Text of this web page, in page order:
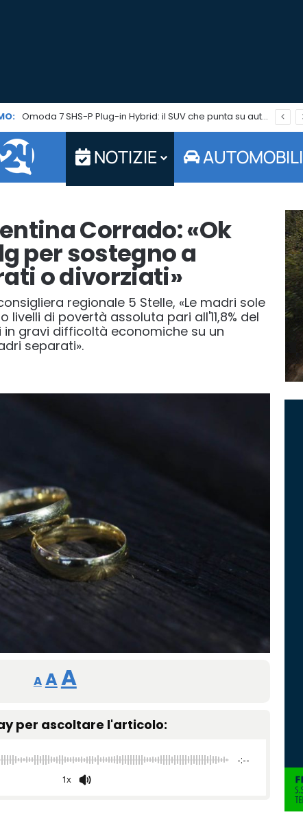
Omoda 7 SHS-P Plug-in Hybrid: il SUV che punta su autonomia ed efficienza è in promo per tutto agosto
NOTIZIE AUTOMOBILI
Corrado: «Ok
per sostegno a
o divorziati»
regionale 5 Stelle, «Le madri sole
livelli di povertà assoluta pari all'11,8% del
in gravi difficoltà economiche su un
separati».
A
Reducir
tamaño
fuente.
A Restablecer
de
fuente
AAumentar
tamaño
de
fuente.
per ascoltare l'articolo:
-:--
1x